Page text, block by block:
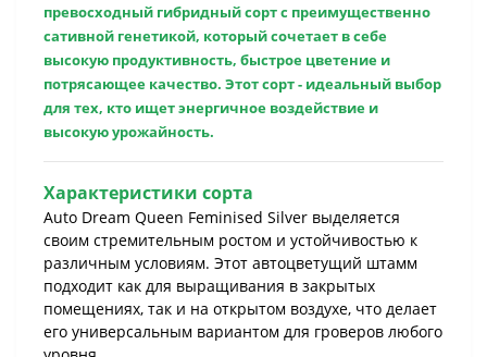
превосходный гибридный сорт с преимущественно
сативной генетикой, который сочетает в себе
высокую продуктивность, быстрое цветение и
потрясающее качество. Этот сорт - идеальный выбор
для тех, кто ищет энергичное воздействие и
высокую урожайность.
Характеристики сорта
Auto Dream Queen Feminised Silver выделяется
своим стремительным ростом и устойчивостью к
различным условиям. Этот автоцветущий штамм
подходит как для выращивания в закрытых
помещениях, так и на открытом воздухе, что делает
его универсальным вариантом для гроверов любого